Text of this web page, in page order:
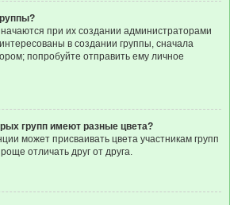
при их создании администраторами
в создании группы, сначала
попробуйте отправить ему личное
групп имеют разные цвета?
может присваивать цвета участникам групп
отличать друг от друга.